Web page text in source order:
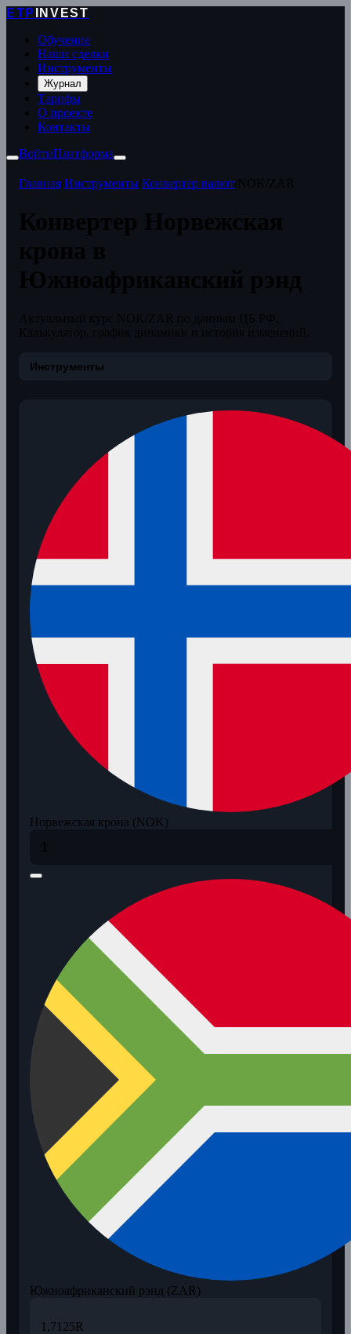
ETP
INVEST
Обучение
Наши сделки
Инструменты
Журнал
Тарифы
О проекте
Контакты
ВойтиПлатформа
Главная Инструменты Конвертер валют
Инструменты
Норвежская крона (NOK)
Южноафриканский рэнд (ZAR)
1,7125R